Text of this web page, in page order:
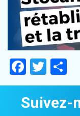
Suivez-